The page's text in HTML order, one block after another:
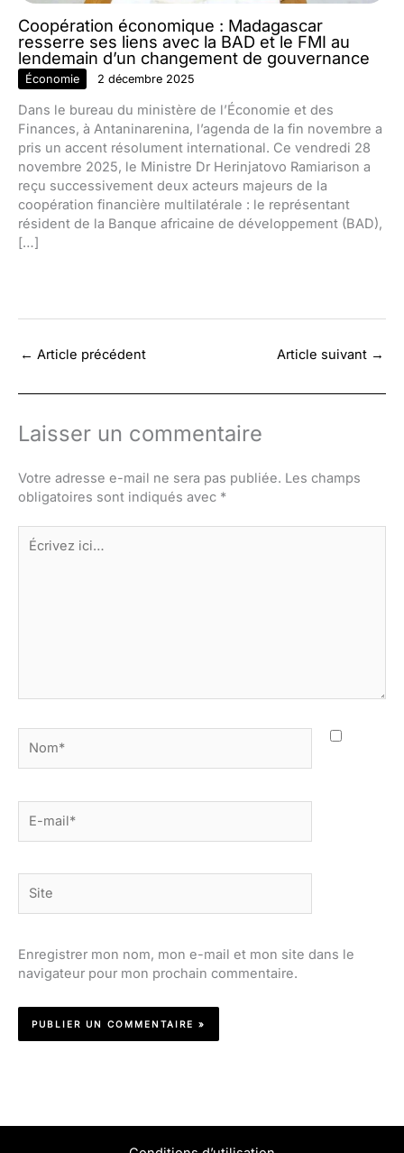
Coopération économique : Madagascar
resserre ses liens avec la BAD et le FMI au
lendemain d’un changement de gouvernance
Économie 2 décembre 2025
Dans le bureau du ministère de l’Économie et des
Finances, à Antaninarenina, l’agenda de la fin novembre a
pris un accent résolument international. Ce vendredi 28
novembre 2025, le Ministre Dr Herinjatovo Ramiarison a
reçu successivement deux acteurs majeurs de la
coopération financière multilatérale : le représentant
résident de la Banque africaine de développement (BAD),
[…]
← Article précédent Article suivant →
Laisser un commentaire
Votre adresse e-mail ne sera pas publiée. Les champs
obligatoires sont indiqués avec *
Écrivez
ici…
mail*
Enregistrer mon nom, mon e-mail et mon site dans le
navigateur pour mon prochain commentaire.